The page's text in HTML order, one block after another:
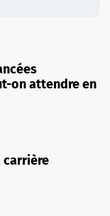
on attendre en
carrière